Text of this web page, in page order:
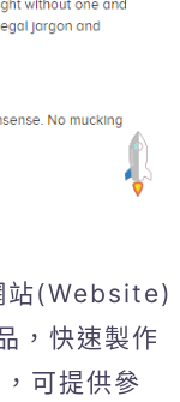
站(Website)
，快速製作
可提供參